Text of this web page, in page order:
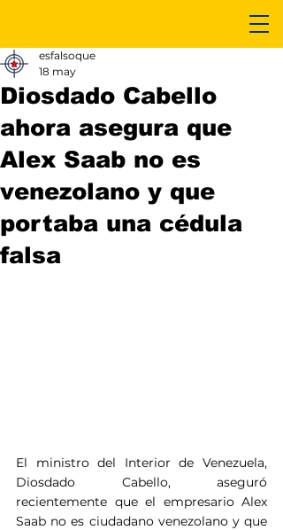
Diosdado Cabello
ahora asegura que
Alex Saab no es
venezolano y que
portaba una cédula
falsa
esfalsoque
18 may
El ministro del Interior de Venezuela,
Diosdado Cabello, aseguró
recientemente que el empresario Alex
Saab no es ciudadano venezolano y que